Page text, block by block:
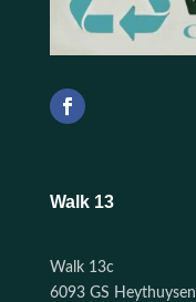
Walk 13
Walk 13c
6093 GS Heythuysen